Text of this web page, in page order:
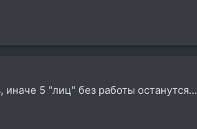
иначе 5 "лиц" без работы останутся...